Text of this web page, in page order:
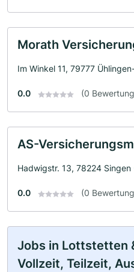
Morath
Im Winkel 11, 79777
0.0 (0
AS-
Hadwigstr. 13, 78224 Singen
0.0 (0
Jobs in Lottstetten
Vollzeit, Teilzeit,